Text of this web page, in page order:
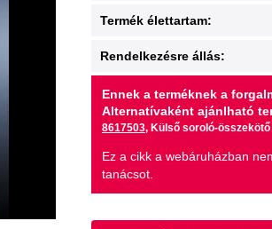
Termék élettartam:
Rendelkezésre állás:
Ennek a terméknek a
Alternatívaként ajánlható
8617503, Külső soroló-összekötő
Ez a cikk a webáruházban
tanácsot.